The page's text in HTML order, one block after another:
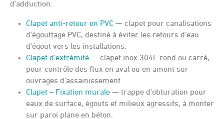
d’adduction.
Clapet anti-retour en PVC — clapet pour canalisations
d’égouttage PVC, destiné à éviter les retours d’eau
d’égout vers les installations.
Clapet d’extrémité — clapet inox 304L rond ou carré,
pour contrôle des flux en aval ou en amont sur
ouvrages d’assainissement.
Clapet – Fixation murale — trappe d’obturation pour
eaux de surface, égouts et milieux agressifs, à monter
sur paroi plane en béton.